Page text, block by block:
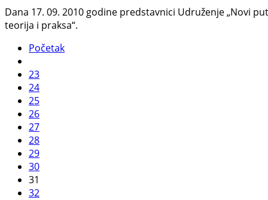
Dana 17. 09. 2010 godine predstavnici Udruženje „Novi
teorija i praksa“.
Početak
23
24
25
26
27
28
29
30
31
32